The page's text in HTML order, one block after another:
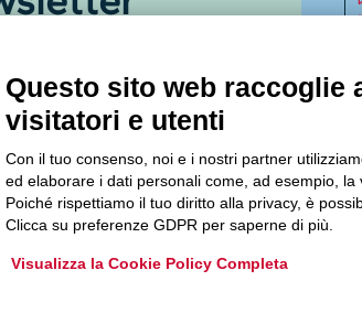
sempre aggiornati sul
Questo sito web raccoglie
visitatori e utenti
Con il tuo consenso, noi e i nostri partner
ed elaborare i dati personali come, ad esempio,
Poiché rispettiamo il tuo diritto alla privacy, è
Clicca su preferenze GDPR per saperne di più.
Visualizza la Cookie Policy Completa